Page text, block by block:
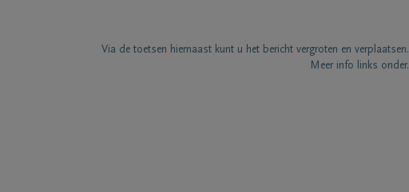
Via de toetsen hiernaast kunt u het bericht vergroten en verplaatsen.
Meer info links onder.